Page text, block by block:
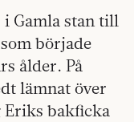
Gamla stan till
började
ålder. På
lämnat över
bakficka